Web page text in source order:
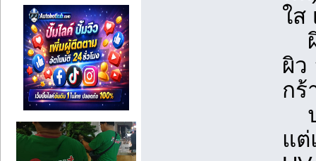
ใส
ผิ
ผิว
กร้
ป
แต่